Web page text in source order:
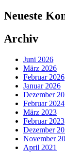
Neueste
Archiv
Juni 2026
März 2026
Februar 2026
Januar 2026
Dezember
Februar 2024
März 2023
Februar 2023
Dezember
November
April 2021